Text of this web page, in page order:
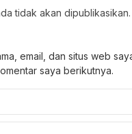
tidak akan dipublikasikan.
email, dan situs web
saya berikutnya.